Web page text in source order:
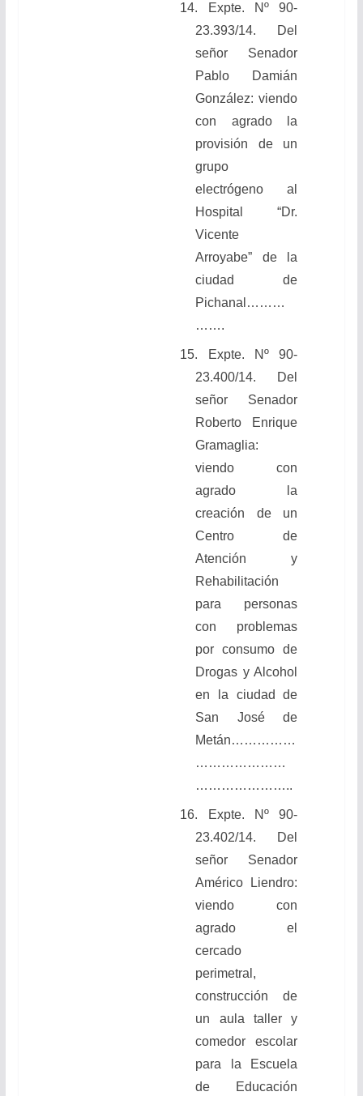
14. Expte. Nº 90-
23.393/14. Del
señor Senador
Pablo Damián
González: viendo
con agrado la
provisión de un
grupo
electrógeno al
Hospital “Dr.
Vicente
Arroyabe” de la
ciudad de
Pichanal………
…….
15. Expte. Nº 90-
23.400/14. Del
señor Senador
Roberto Enrique
Gramaglia:
viendo con
agrado la
creación de un
Centro de
Atención y
Rehabilitación
para personas
con problemas
por consumo de
Drogas y Alcohol
en la ciudad de
San José de
Metán……………
…………………
…………………..
16. Expte. Nº 90-
23.402/14. Del
señor Senador
Américo Liendro:
viendo con
agrado el
cercado
perimetral,
construcción de
un aula taller y
comedor escolar
para la Escuela
de Educación